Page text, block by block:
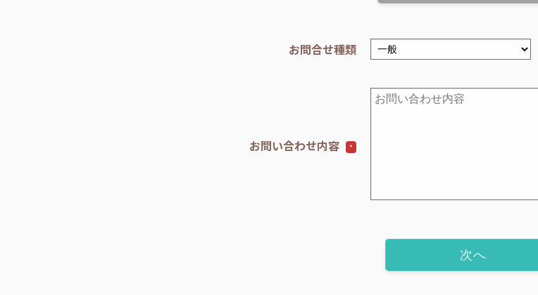
お問合せ種類
お問い合わせ内容 *